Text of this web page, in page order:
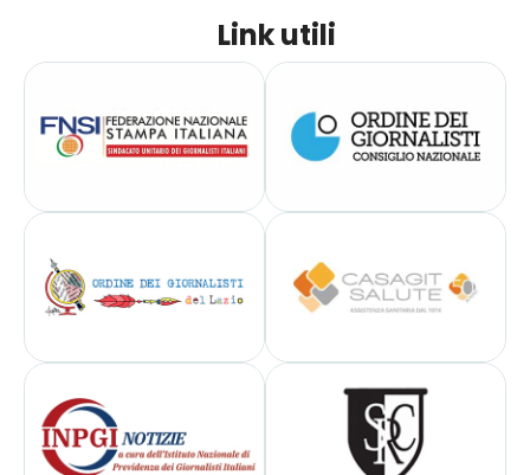
Link utili